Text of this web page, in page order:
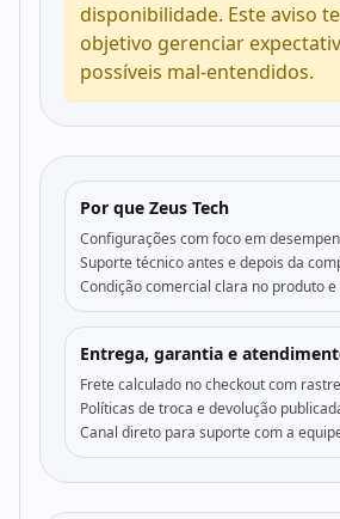
disponibilidade. Este aviso
objetivo gerenciar
possíveis mal-entendidos.
Por que Zeus Tech
Configurações com foco em
Suporte técnico antes e depois da
Condição comercial clara no produto e
Entrega, garantia e
Frete calculado no checkout com
Políticas de troca e devolução
Canal direto para suporte com a